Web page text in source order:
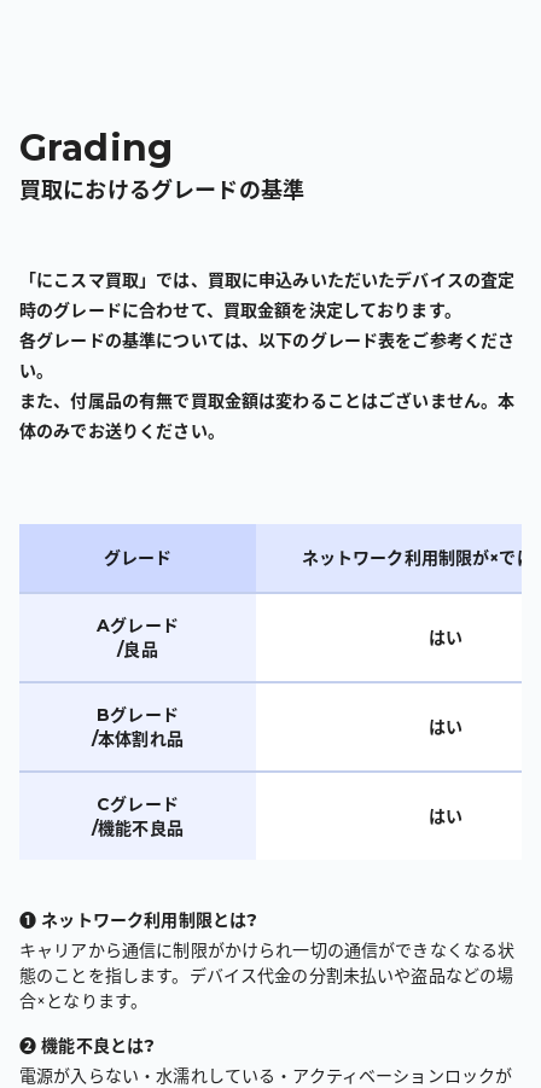
Grading
買取におけるグレードの基準
「にこスマ買取」では、買取に申込みいただいたデバイスの査定
時のグレードに合わせて、買取金額を決定しております。
各グレードの基準については、以下のグレード表をご参考くださ
い。
また、付属品の有無で買取金額は変わることはございません。本
体のみでお送りください。
グレード ネットワーク利用制限が×で
Aグレード
/良品
はい
Bグレード
/本体割れ品
はい
Cグレード
/機能不良品
はい
❶ ネットワーク利用制限とは?
キャリアから通信に制限がかけられ一切の通信ができなくなる状
態のことを指します。デバイス代金の分割未払いや盗品などの場
合×となります。
❷ 機能不良とは?
電源が入らない・水濡れしている・アクティベーションロックが